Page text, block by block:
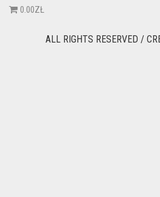
0.00ZŁ
ALL RIGHTS RESERVED /